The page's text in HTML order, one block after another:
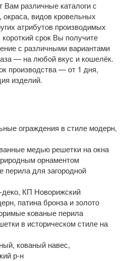
Вам различные каталоги с
видов кровельных
атрибутов производимых
срок Вы получите
с различными вариантами
— на любой вкус и кошелёк.
производства — от 1 дня,
изделий.
ограждения в стиле модерн,
медью решетки на окна
орнаментом
для загородной
деко, КП Новорижский
патина бронза и золото
кованые перила
в историческом стиле на
кованый навес,
р-н